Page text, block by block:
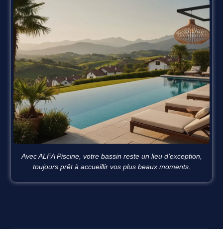
Avec ALFA Piscine, votre bassin reste un lieu d’exception,
toujours prêt à accueillir vos plus beaux moments.